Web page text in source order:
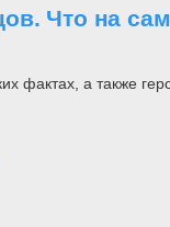
Что на
фактах, а также